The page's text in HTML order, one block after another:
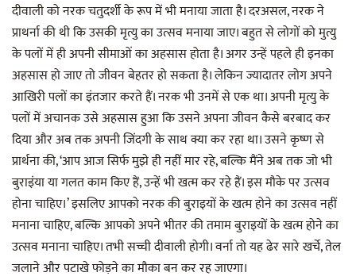
दीवाली को नरक चतुदर्शी के रूप में भी मनाया जाता है। दरअसल, नरक ने
प्राथर्ना की थी कि उसकी मृत्यु का उत्सव मनाया जाए। बहुत से लोगों को मुत्यु
के पलों में ही अपनी सीमाओं का अहसास होता है। अगर उन्हें पहले ही इनका
अहसास हो जाए तो जीवन बेहतर हो सकता है। लेकिन ज्यादातर लोग अपने
आखिरी पलों का इंतजार करते हैं। नरक भी उनमें से एक था। अपनी मृत्यु के
पलों में अचानक उसे अहसास हुआ कि उसने अपना जीवन कैसे बरबाद कर
दिया और अब तक अपनी जिंदगी के साथ क्या कर रहा था। उसने कृष्ण से
प्रार्थना की, ‘आप आज सिर्फ मुझे ही नहीं मार रहे, बल्कि मैंने अब तक जो भी
बुराइंया या गलत काम किए हैं, उन्हें भी खत्म कर रहे हैं। इस मौके पर उत्सव
होना चाहिए।’ इसलिए आपको नरक की बुराइयों के खत्म होने का उत्सव नहीं
मनाना चाहिए, बल्कि आपको अपने भीतर की तमाम बुराइयों के खत्म होने का
उत्सव मनाना चाहिए। तभी सच्ची दीवाली होगी। वर्ना तो यह ढेर सारे खर्चे, तेल
जलाने और पटाखे फोड़ने का मौका बन कर रह जाएगा।